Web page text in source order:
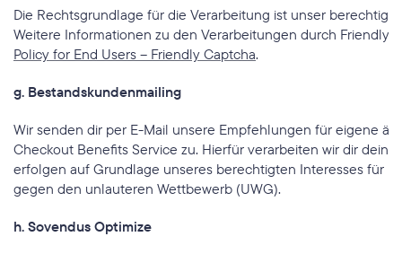
Die Rechtsgrundlage für die Verarbeitung ist unser
Weitere Informationen zu den Verarbeitungen durch Friendly
Policy for End Users – Friendly Captcha.
g. Bestandskundenmailing
Wir senden dir per E-Mail unsere Empfehlungen für eigene
Checkout Benefits Service zu. Hierfür verarbeiten wir dir
erfolgen auf Grundlage unseres berechtigten Interesses für
gegen den unlauteren Wettbewerb (UWG).
h. Sovendus Optimize